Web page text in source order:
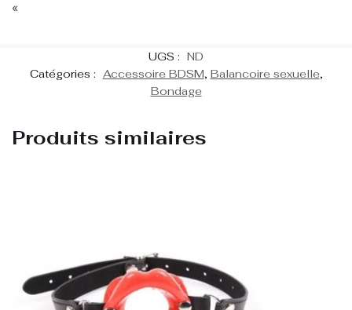
«
UGS : ND
Catégories : Accessoire BDSM, Balancoire sexuelle,
Bondage
Produits similaires